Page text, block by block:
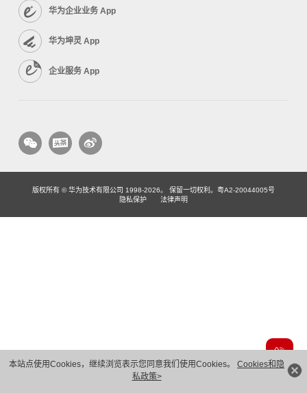
本站点使用Cookies，继续浏览表示您同意我们使用Cookies。 Cookies和隐
私政策>
华为企业业务 App
华为坤灵 App
企业服务 App
版权所有 © 华为技术有限公司 1998-2026。 保留一切权利。粤A2-20044005号
隐私保护
法律声明